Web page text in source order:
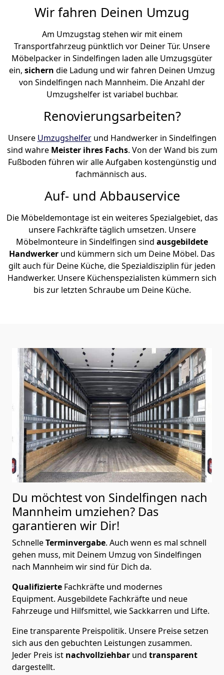
Wir fahren Deinen Umzug
Am Umzugstag stehen wir mit einem
Transportfahrzeug pünktlich vor Deiner Tür. Unsere
Möbelpacker in Sindelfingen laden alle Umzugsgüter
ein, sichern die Ladung und wir fahren Deinen Umzug
von Sindelfingen nach Mannheim. Die Anzahl der
Umzugshelfer ist variabel buchbar.
Renovierungsarbeiten?
Unsere Umzugshelferund Handwerker in Sindelfingen
sind wahre Meister ihres Fachs. Von der Wand bis zum
Fußboden führen wir alle Aufgaben kostengünstig und
fachmännisch aus.
Auf- und Abbauservice
Die Möbeldemontage ist ein weiteres Spezialgebiet, das
unsere Fachkräfte täglich umsetzen. Unsere
Möbelmonteure in Sindelfingen sind ausgebildete
Handwerker und kümmern sich um Deine Möbel. Das
gilt auch für Deine Küche, die Spezialdisziplin für jeden
Handwerker. Unsere Küchenspezialisten kümmern sich
bis zur letzten Schraube um Deine Küche.
Du möchtest von Sindelfingen nach
Mannheim umziehen? Das
garantieren wir Dir!
SchnelleTerminvergabe. Auch wenn es mal schnell
gehen muss, mit Deinem Umzug von Sindelfingen
nach Mannheim wir sind für Dich da.
Qualifizierte Fachkräfte und modernes
Equipment. Ausgebildete Fachkräfte und neue
Fahrzeuge und Hilfsmittel, wie Sackkarren und Lifte.
Eine transparente Preispolitik. Unsere Preise setzen
sich aus den gebuchten Leistungen zusammen.
Jeder Preis ist nachvollziehbar und transparent
dargestellt.